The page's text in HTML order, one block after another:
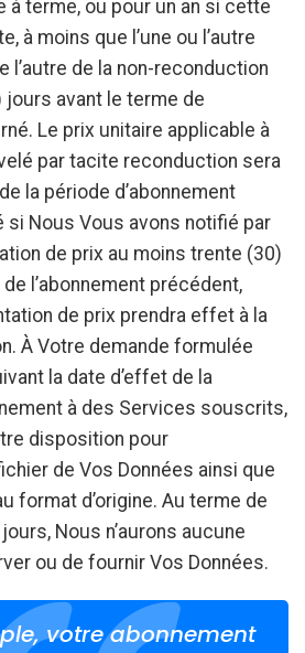
à terme, ou pour un an si cette
à moins que l’une ou l’autre
l’autre de la non-reconduction
avant le terme de
Le prix unitaire applicable à
par tacite reconduction sera
la période d’abonnement
Nous Vous avons notifié par
de prix au moins trente (30)
l’abonnement précédent,
de prix prendra effet à la
À Votre demande formulée
la date d’effet de la
à des Services souscrits,
disposition pour
de Vos Données ainsi que
format d’origine. Au terme de
Nous n’aurons aucune
ou de fournir Vos Données.
votre abonnement